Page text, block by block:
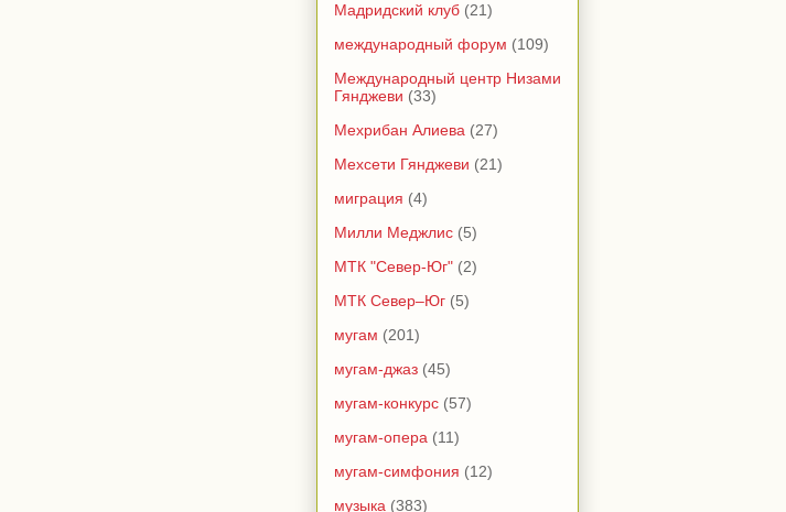
Мадридский клуб (21)
международный форум (109)
Международный центр Низами
Гянджеви (33)
Мехрибан Алиева (27)
Мехсети Гянджеви (21)
миграция (4)
Милли Меджлис (5)
МТК "Север-Юг" (2)
МТК Север–Юг (5)
мугам (201)
мугам-джаз (45)
мугам-конкурс (57)
мугам-опера (11)
мугам-симфония (12)
музыка (383)